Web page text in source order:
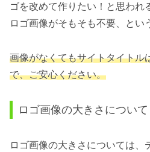
ゴを改めて作りたい！と思われ
ロゴ画像がそもそも不要、とい
画像がなくてもサイトタイトル
で、ご安心ください。
ロゴ画像の大きさについて
ロゴ画像の大きさについては、